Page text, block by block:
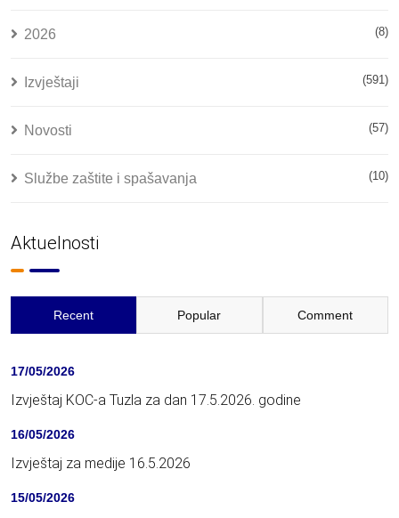
2026 (8)
Izvještaji (591)
Novosti (57)
Službe zaštite i spašavanja (10)
Aktuelnosti
Recent Popular Comment
17/05/2026
Izvještaj KOC-a Tuzla za dan 17.5.2026. godine
16/05/2026
Izvještaj za medije 16.5.2026
15/05/2026